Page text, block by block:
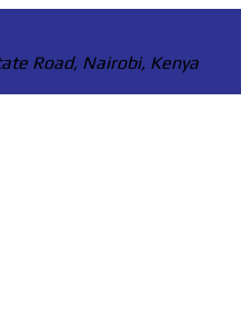
Road, Nairobi, Kenya